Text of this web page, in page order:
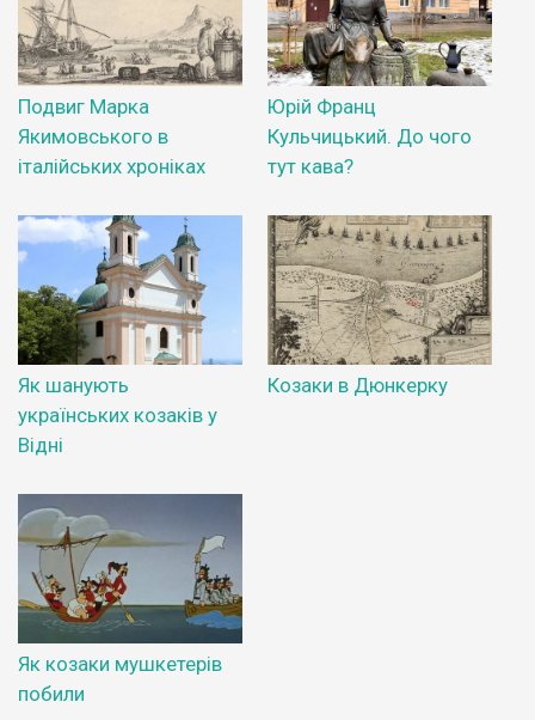
Подвиг Марка
Якимовського в
італійських хроніках
Юрій Франц
Кульчицький. До чого
тут кава?
Як шанують
українських козаків у
Відні
Козаки в Дюнкерку
Як козаки мушкетерів
побили